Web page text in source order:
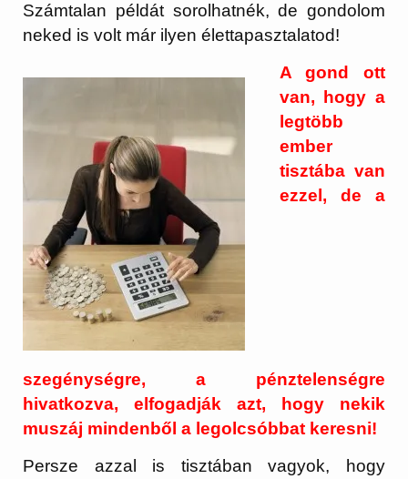
Számtalan példát sorolhatnék, de gondolom
neked is volt már ilyen élettapasztalatod!
A gond ott
van, hogy a
legtöbb
ember
tisztába van
ezzel, de a
szegénységre, a pénztelenségre
hivatkozva, elfogadják azt, hogy nekik
muszáj mindenből a legolcsóbbat keresni!
Persze azzal is tisztában vagyok, hogy